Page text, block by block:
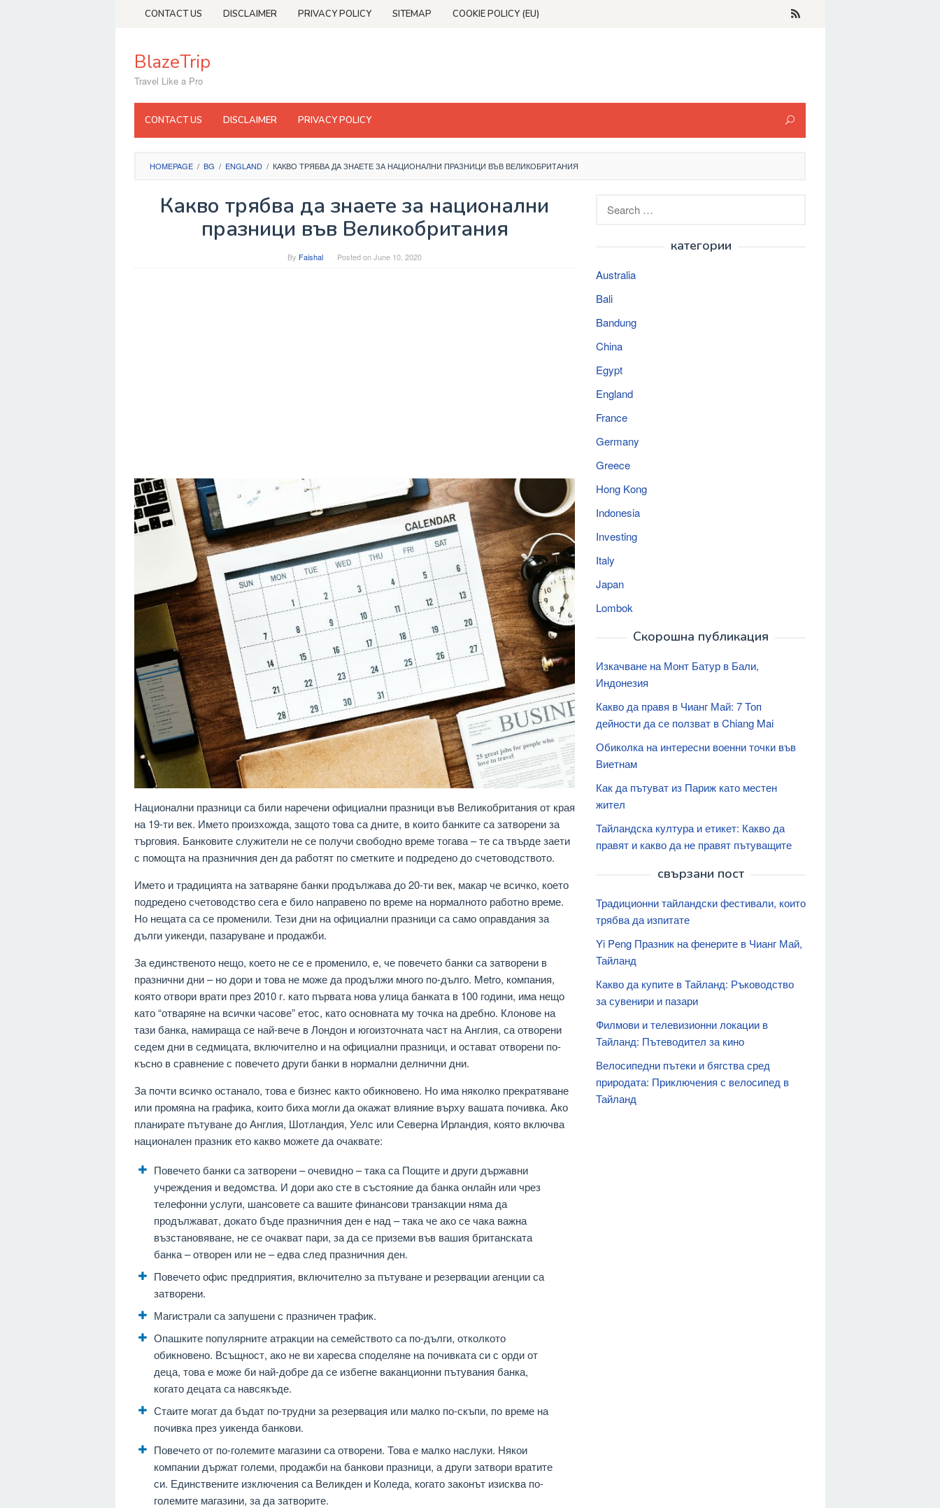
CONTACT US DISCLAIMER PRIVACY POLICY SITEMAP COOKIE POLICY (EU)
BlazeTrip
Travel Like a Pro
CONTACT US DISCLAIMER PRIVACY POLICY
HOMEPAGE / BG / ENGLAND / КАКВО ТРЯБВА ДА ЗНАЕТЕ ЗА НАЦИОНАЛНИ ПРАЗНИЦИ ВЪВ ВЕЛИКОБРИТАНИЯ
Какво трябва да знаете за национални
празници във Великобритания
By Faishal Posted onJune 10, 2020
Национални празници са били наречени официални празници във Великобритания от края
на 19-ти век. Името произхожда, защото това са дните, в които банките са затворени за
търговия. Банковите служители не се получи свободно време тогава – те са твърде заети
с помощта на празничния ден да работят по сметките и подредено до счетоводството.
Името и традицията на затваряне банки продължава до 20-ти век, макар че всичко, което
подредено счетоводство сега е било направено по време на нормалното работно време.
Но нещата са се променили. Тези дни на официални празници са само оправдания за
дълги уикенди, пазаруване и продажби.
За единственото нещо, което не се е променило, е, че повечето банки са затворени в
празнични дни – но дори и това не може да продължи много по-дълго. Metro, компания,
която отвори врати през 2010 г. като първата нова улица банката в 100 години, има нещо
като “отваряне на всички часове” етос, като основната му точка на дребно. Клонове на
тази банка, намираща се най-вече в Лондон и югоизточната част на Англия, са отворени
седем дни в седмицата, включително и на официални празници, и остават отворени по-
късно в сравнение с повечето други банки в нормални делнични дни.
За почти всичко останало, това е бизнес както обикновено. Но има няколко прекратяване
или промяна на графика, които биха могли да окажат влияние върху вашата почивка. Ако
планирате пътуване до Англия, Шотландия, Уелс или Северна Ирландия, която включва
национален празник ето какво можете да очаквате:
Повечето банки са затворени – очевидно – така са Пощите и други държавни
учреждения и ведомства. И дори ако сте в състояние да банка онлайн или чрез
телефонни услуги, шансовете са вашите финансови транзакции няма да
продължават, докато бъде празничния ден е над – така че ако се чака важна
възстановяване, не се очакват пари, за да се приземи във вашия британската
банка – отворен или не – едва след празничния ден.
Повечето офис предприятия, включително за пътуване и резервации агенции са
затворени.
Магистрали са запушени с празничен трафик.
Опашките популярните атракции на семейството са по-дълги, отколкото
обикновено. Всъщност, ако не ви харесва споделяне на почивката си с орди от
деца, това е може би най-добре да се избегне ваканционни пътувания банка,
когато децата са навсякъде.
Стаите могат да бъдат по-трудни за резервация или малко по-скъпи, по време на
почивка през уикенда банкови.
Повечето от по-големите магазини са отворени. Това е малко наслуки. Някои
компании държат големи, продажби на банкови празници, а други затвори вратите
си. Единствените изключения са Великден и Коледа, когато законът изисква по-
големите магазини, за да затворите.
категории
Australia
Bali
Bandung
China
Egypt
England
France
Germany
Greece
Hong Kong
Indonesia
Investing
Italy
Japan
Lombok
Скорошна публикация
Изкачване на Монт Батур в Бали,
Индонезия
Какво да правя в Чианг Май: 7 Топ
дейности да се ползват в Chiang Mai
Обиколка на интересни военни точки във
Виетнам
Как да пътуват из Париж като местен
жител
Тайландска култура и етикет: Какво да
правят и какво да не правят пътуващите
свързани пост
Традиционни тайландски фестивали, които
трябва да изпитате
Yi Peng Празник на фенерите в Чианг Май,
Тайланд
Какво да купите в Тайланд: Ръководство
за сувенири и пазари
Филмови и телевизионни локации в
Тайланд: Пътеводител за кино
Велосипедни пътеки и бягства сред
природата: Приключения с велосипед в
Тайланд